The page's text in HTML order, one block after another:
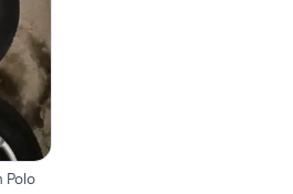
Polo